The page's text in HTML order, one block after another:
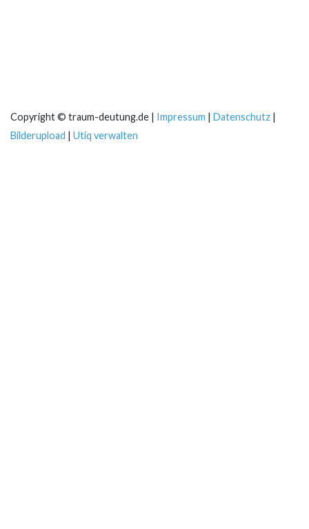
Copyright © traum-deutung.de | Impressum | Datenschutz |
Bilderupload | Utiq verwalten